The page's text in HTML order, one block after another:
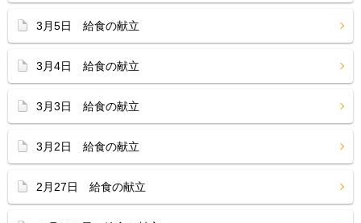
3月5日 給食の献立
3月4日 給食の献立
3月3日 給食の献立
3月2日 給食の献立
2月27日 給食の献立